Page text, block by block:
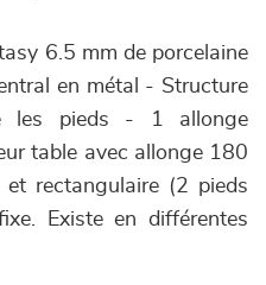
6.5 mm de porcelaine
en métal - Structure
les pieds - 1 allonge
table avec allonge 180
rectangulaire (2 pieds
Existe en différentes